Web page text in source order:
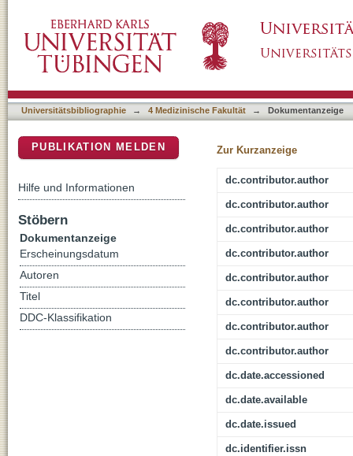
replication
Universitätsbibliographie → 4 Medizinische Fakultät → Dokumentanzeige
Zur Kurzanzeige
dc.contributor.author
dc.contributor.author
dc.contributor.author
dc.contributor.author
dc.contributor.author
dc.contributor.author
dc.contributor.author
dc.contributor.author
dc.date.accessioned
dc.date.available
dc.date.issued
dc.identifier.issn
PUBLIKATION MELDEN
Hilfe und Informationen
Stöbern
Dokumentanzeige
Erscheinungsdatum
Autoren
Titel
DDC-Klassifikation